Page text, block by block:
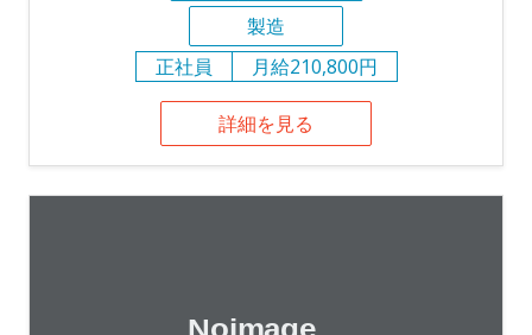
製造
正社員
月給210,800円
詳細を見る